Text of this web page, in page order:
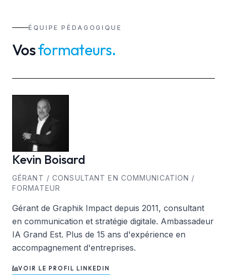
ÉQUIPE PÉDAGOGIQUE
Vosformateurs.
Kevin Boisard
GÉRANT / CONSULTANT EN COMMUNICATION /
FORMATEUR
Gérant de Graphik Impact depuis 2011, consultant
en communication et stratégie digitale. Ambassadeur
IA Grand Est. Plus de 15 ans d'expérience en
accompagnement d'entreprises.
VOIR LE PROFIL LINKEDIN